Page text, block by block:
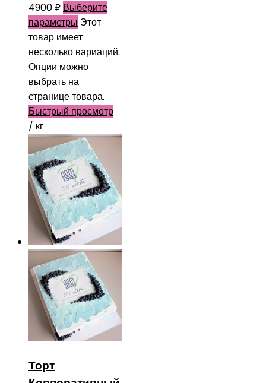
4900₽ Выберите
параметры Этот
товар имеет
несколько вариаций.
Опции можно
выбрать на
странице товара.
Быстрый просмотр
/ кг
Торт